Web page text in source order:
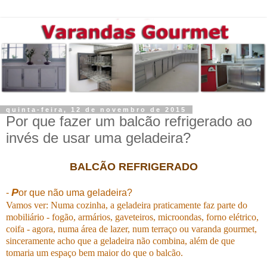
quinta-feira, 12 de novembro de 2015
Por que fazer um balcão refrigerado ao
invés de usar uma geladeira?
BALCÃO REFRIGERADO
- Por que não uma geladeira?
Vamos ver: Numa cozinha, a geladeira praticamente faz parte do
mobiliário - fogão, armários, gaveteiros, microondas, forno elétrico,
coifa - agora, numa área de lazer, num terraço ou varanda gourmet,
sinceramente acho que a geladeira não combina, além de que
tomaria um espaço bem maior do que o balcão.